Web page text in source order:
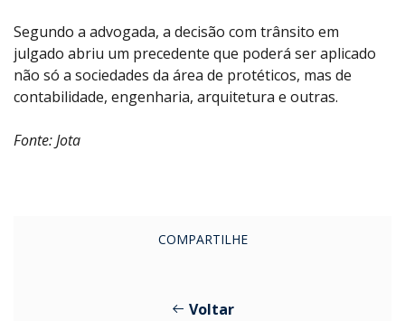
Segundo a advogada, a decisão com trânsito em
julgado abriu um precedente que poderá ser aplicado
não só a sociedades da área de protéticos, mas de
contabilidade, engenharia, arquitetura e outras.
Fonte: Jota
COMPARTILHE
Voltar